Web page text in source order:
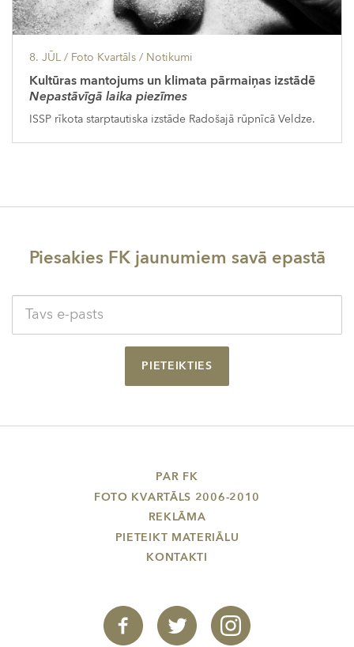
8. JŪL / Foto Kvartāls / Notikumi
Kultūras mantojums un klimata pārmaiņas izstādē
Nepastāvīgā laika piezīmes
ISSP rīkota starptautiska izstāde Radošajā rūpnīcā Veldze.
Piesakies FK jaunumiem savā epastā
PIETEIKTIES
PAR FK
FOTO KVARTĀLS 2006-2010
REKLĀMA
PIETEIKT MATERIĀLU
KONTAKTI